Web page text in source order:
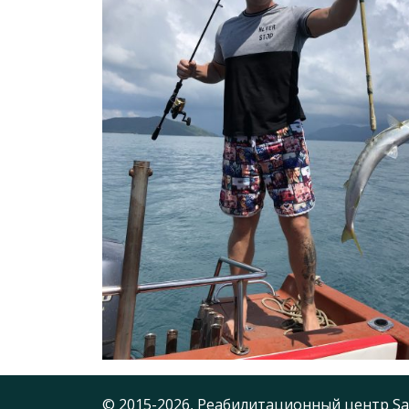
© 2015-2026, Реабилитационный центр